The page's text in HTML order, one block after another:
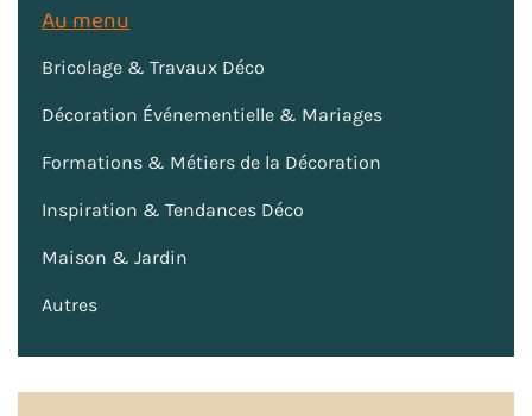
Au menu
Bricolage & Travaux Déco
Décoration Événementielle & Mariages
Formations & Métiers de la Décoration
Inspiration & Tendances Déco
Maison & Jardin
Autres